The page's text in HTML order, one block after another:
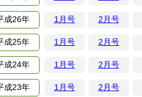
成26年 1月号 2月号
成25年 1月号 2月号
成24年 1月号 2月号
成23年 1月号 2月号